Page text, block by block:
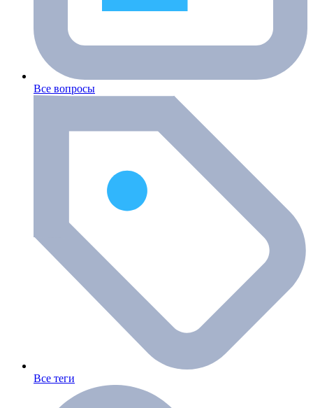
Все вопросы
Все теги